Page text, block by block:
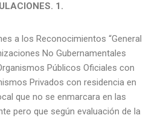
1.
a los Reconocimientos “General
No Gubernamentales
Públicos Oficiales con
Privados con residencia en
que no se enmarcara en las
pero que según evaluación de la